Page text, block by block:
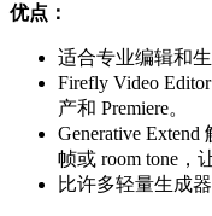
优点：
适合专业编辑和生
Firefly Video
产和 Premiere。
Generative
帧或 room tone，
比许多轻量生成